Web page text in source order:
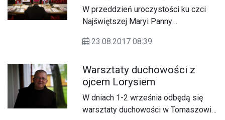
W przeddzień uroczystości ku czci
Najświętszej Maryi Panny
spotka się Rada Biskupów
23.08.2017 08:39
Warsztaty duchowości z
ojcem Lorysiem
W dniach 1-2 września odbędą się
warsztaty duchowości w Tomaszowie